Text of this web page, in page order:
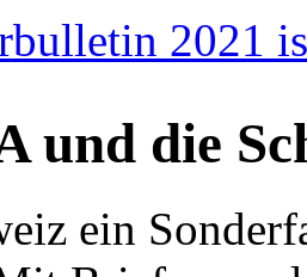
2021
und die
ein